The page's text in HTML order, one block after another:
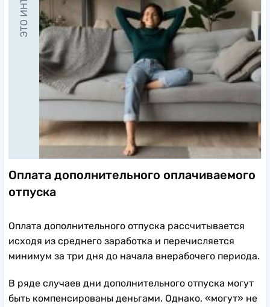
Оплата дополнительного оплачиваемого
отпуска
Оплата дополнительного отпуска рассчитывается
исходя из среднего заработка и перечисляется
минимум за три дня до начала внерабочего периода.
В ряде случаев дни дополнительного отпуска могут
быть компенсированы деньгами. Однако, «могут» не